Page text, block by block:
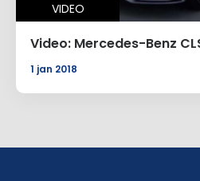
VIDEO
Video: Mercedes-Benz
1 jan 2018